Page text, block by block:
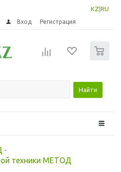
KZ RU
Вход Регистрация
Найти
-
техники МЕТОД